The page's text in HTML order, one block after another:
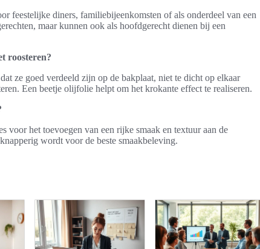
feestelijke diners, familiebijeenkomsten of als onderdeel van een
maar kunnen ook als hoofdgerecht dienen bij een
roosteren?
ze goed verdeeld zijn op de bakplaat, niet te dicht op elkaar
Een beetje olijfolie helpt om het krokante effect te realiseren.
voor het toevoegen van een rijke smaak en textuur aan de
wordt voor de beste smaakbeleving.